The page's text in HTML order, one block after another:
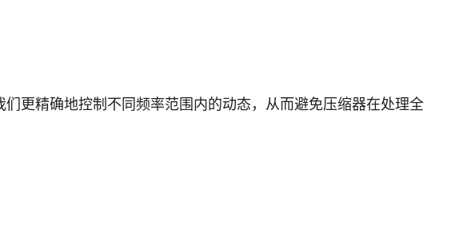
更精确地控制不同频率范围内的动态，从而避免压缩器在处理全